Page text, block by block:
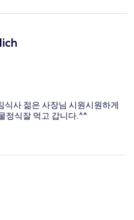
식사 젊은 사장님 시원시원하게
정식잘 먹고 갑니다.^^